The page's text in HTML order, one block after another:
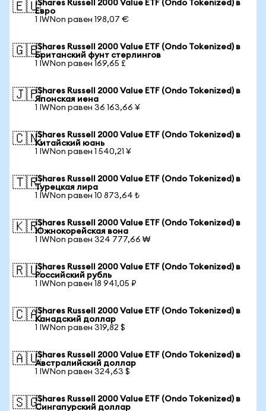
🇪🇺iShares Russell 2000 Value ETF (Ondo Tokenized) в
Евро
1 IWNon равен 198,07 €
🇬🇧iShares Russell 2000 Value ETF (Ondo Tokenized) в
Британский фунт стерлингов
1 IWNon равен 169,65 £
🇯🇵iShares Russell 2000 Value ETF (Ondo Tokenized) в
Японская иена
1 IWNon равен 36 163,66 ¥
🇨🇳iShares Russell 2000 Value ETF (Ondo Tokenized) в
Китайский юань
1 IWNon равен 1 540,21 ¥
🇹🇷iShares Russell 2000 Value ETF (Ondo Tokenized) в
Турецкая лира
1 IWNon равен 10 873,64 ₺
🇰🇷iShares Russell 2000 Value ETF (Ondo Tokenized) в
Южнокорейская вона
1 IWNon равен 324 777,66 ₩
🇷🇺iShares Russell 2000 Value ETF (Ondo Tokenized) в
Российский рубль
1 IWNon равен 18 941,05 ₽
🇨🇦iShares Russell 2000 Value ETF (Ondo Tokenized) в
Канадский доллар
1 IWNon равен 319,82 $
🇦🇺iShares Russell 2000 Value ETF (Ondo Tokenized) в
Австралийский доллар
1 IWNon равен 324,63 $
🇸🇬iShares Russell 2000 Value ETF (Ondo Tokenized) в
Сингапурский доллар